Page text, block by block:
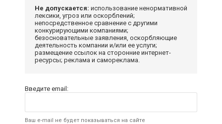
Не допускается: использование ненормативной
лексики, угроз или оскорблений;
непосредственное сравнение с другими
конкурирующими компаниями;
безосновательные заявления, оскорбляющие
деятельность компании и/или ее услуги;
размещение ссылок на сторонние интернет-
ресурсы; реклама и самореклама.
Введите email:
Ваш e-mail не будет показываться на сайте